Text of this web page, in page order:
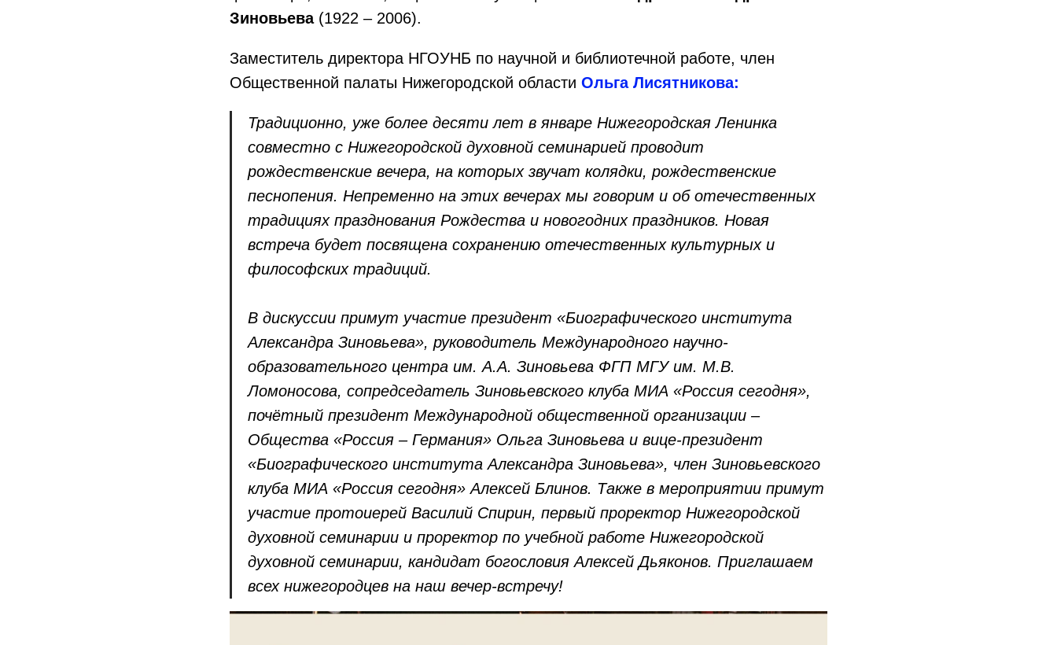
Зиновьева(1922 – 2006).
Заместитель директора НГОУНБ по научной и библиотечной работе, член
Общественной палаты Нижегородской области Ольга Лисятникова:
Традиционно, уже более десяти лет в январе Нижегородская Ленинка
совместно с Нижегородской духовной семинарией проводит
рождественские вечера, на которых звучат колядки, рождественские
песнопения. Непременно на этих вечерах мы говорим и об отечественных
традициях празднования Рождества и новогодних праздников. Новая
встреча будет посвящена сохранению отечественных культурных и
философских традиций.
В дискуссии примут участие президент «Биографического института
Александра Зиновьева», руководитель Международного научно-
образовательного центра им. А.А. Зиновьева ФГП МГУ им. М.В.
Ломоносова, сопредседатель Зиновьевского клуба МИА «Россия сегодня»,
почётный президент Международной общественной организации –
Общества «Россия – Германия» Ольга Зиновьева и вице-президент
«Биографического института Александра Зиновьева», член Зиновьевского
клуба МИА «Россия сегодня» Алексей Блинов. Также в мероприятии примут
участие протоиерей Василий Спирин, первый проректор Нижегородской
духовной семинарии и проректор по учебной работе Нижегородской
духовной семинарии, кандидат богословия Алексей Дьяконов. Приглашаем
всех нижегородцев на наш вечер-встречу!